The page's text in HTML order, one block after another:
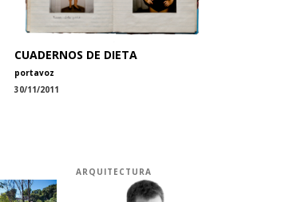
CUADERNOS DE DIETA
portavoz
30/11/2011
ARQUITECTURA